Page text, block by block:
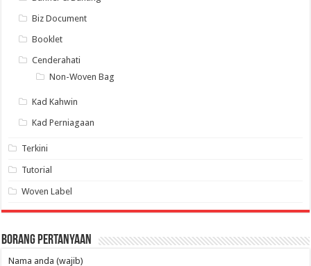
Biz Document
Booklet
Cenderahati
Non-Woven Bag
Kad Kahwin
Kad Perniagaan
Terkini
Tutorial
Woven Label
Borang Pertanyaan
Nama anda (wajib)